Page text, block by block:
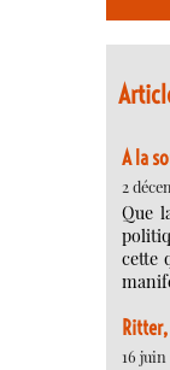
A la
2
Que
cette
16